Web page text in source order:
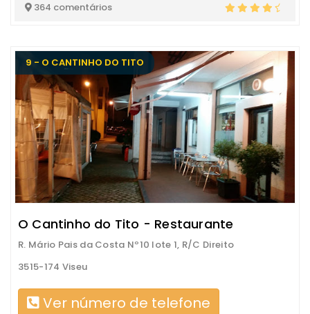
364 comentários
9 - O CANTINHO DO TITO
O Cantinho do Tito - Restaurante
R. Mário Pais da Costa Nº10 lote 1, R/C Direito
3515-174 Viseu
Ver número de telefone